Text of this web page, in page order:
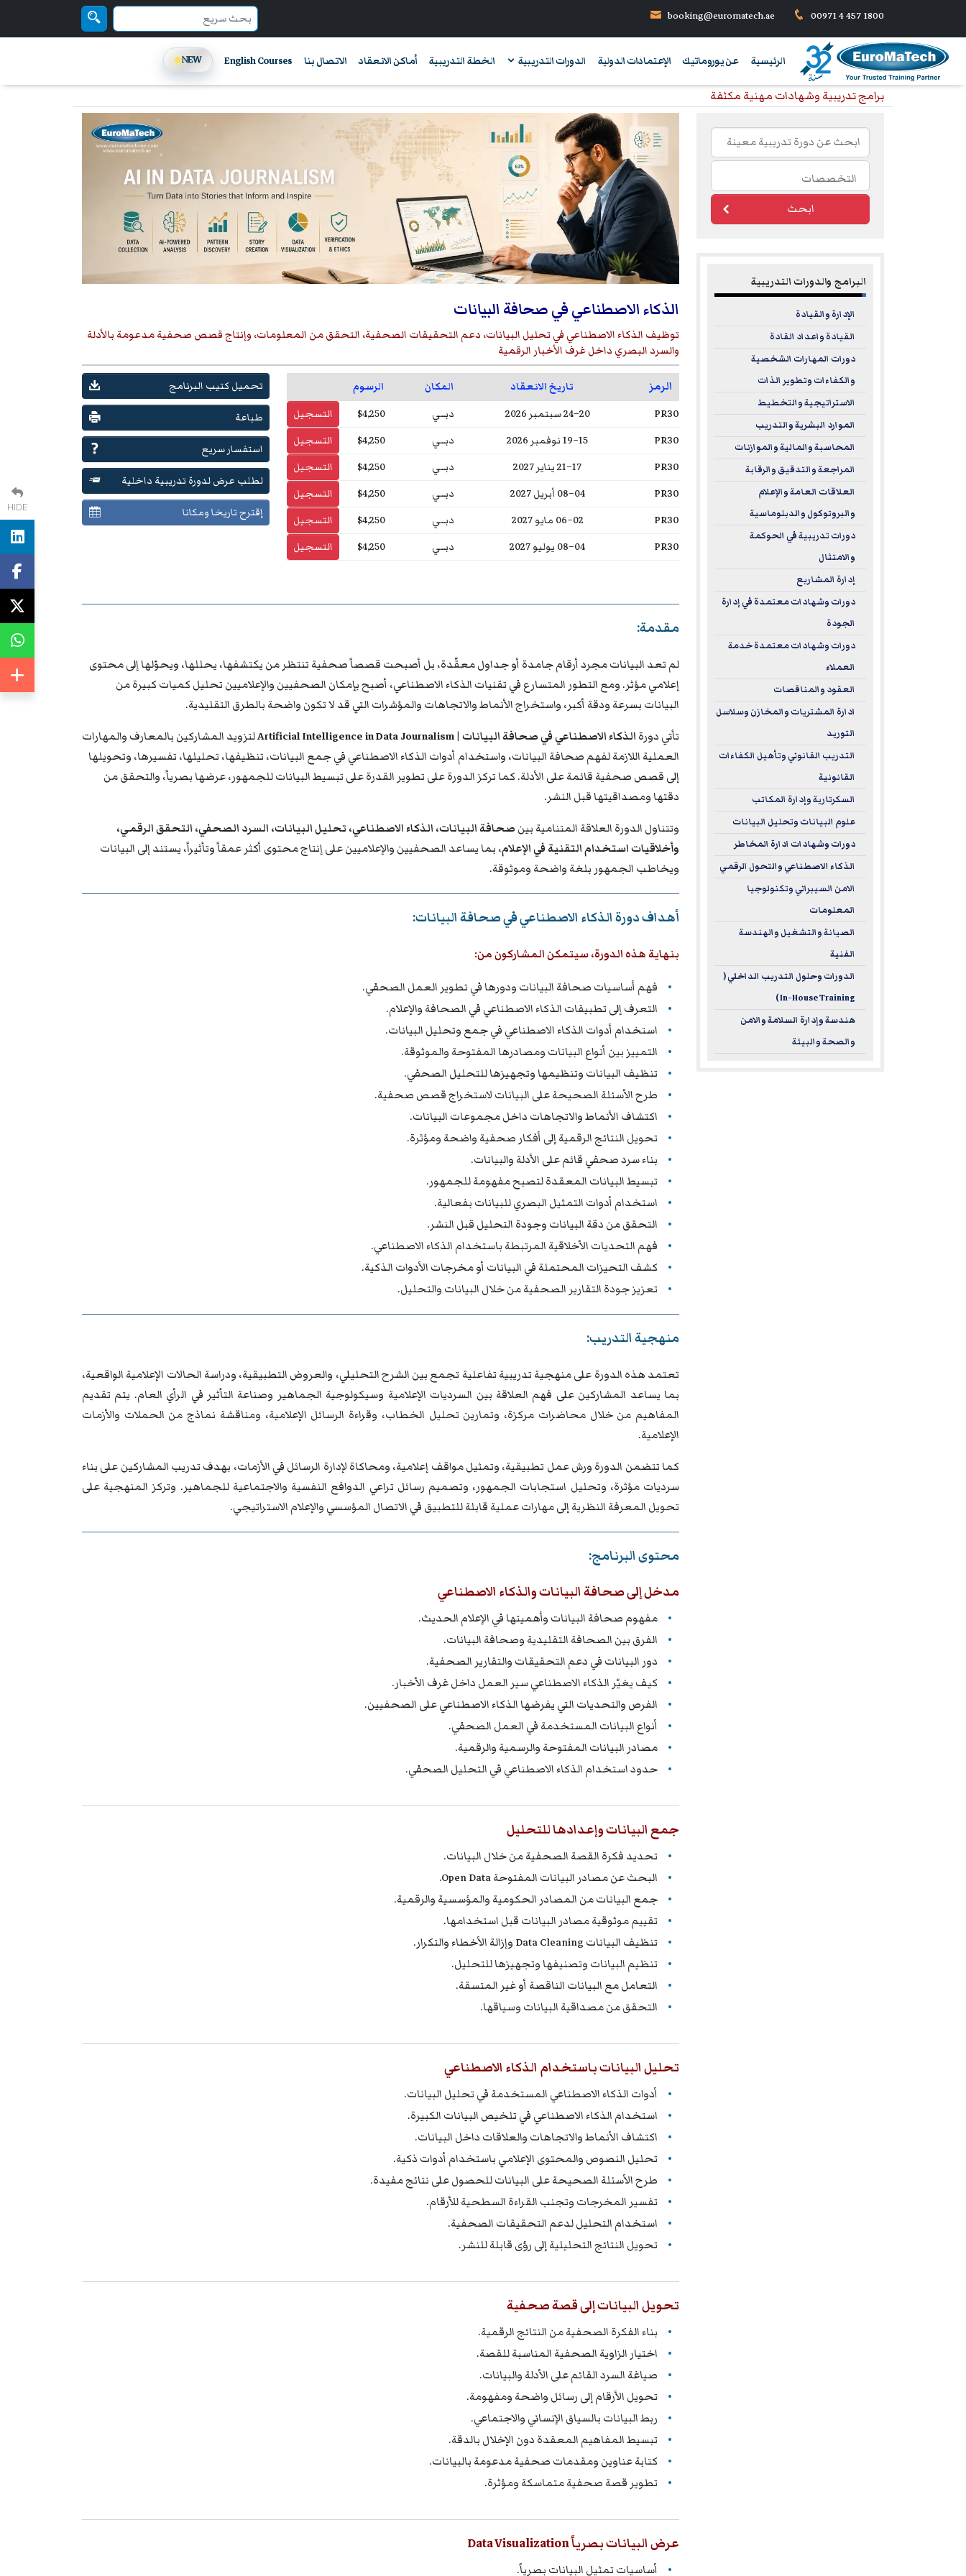
00971 4 457 1800
booking@euromatech.ae
الرئيسية عن يوروماتيك الإعتمادات الدولية الدورات التدريبية الخطة التدريبية أماكن الانعقاد الاتصال بنا English Courses
NEW
برامج تدريبية وشهادات مهنية مكثفة
الذكاء الاصطناعي في صحافة البيانات
توظيف الذكاء الاصطناعي في تحليل البيانات، دعم التحقيقات الصحفية، التحقق من المعلومات، وإنتاج قصص صحفية مدعومة بالأدلة
والسرد البصري داخل غرف الأخبار الرقمية
الرمز تاريخ الانعقاد المكان الرسوم
PR30 20–24 سبتمبر 2026 دبــي $4,250 التسجيل
PR30 15–19 نوفمبر 2026 دبــي $4,250 التسجيل
PR30 17–21 يناير 2027 دبــي $4,250 التسجيل
PR30 04–08 أبريل 2027 دبــي $4,250 التسجيل
PR30 02–06 مايو 2027 دبــي $4,250 التسجيل
PR30 04–08 يوليو 2027 دبــي $4,250 التسجيل
تحميل كتيب البرنامج
طباعة
استفسار سريع
لطلب عرض لدورة تدريبية داخلية
إقترح تاريخا ومكانا
مقدمة:
لم تعد البيانات مجرد أرقام جامدة أو جداول معقّدة، بل أصبحت قصصاً صحفية تنتظر من يكتشفها، يحللها، ويحوّلها إلى محتوى
إعلامي مؤثر. ومع التطور المتسارع في تقنيات الذكاء الاصطناعي، أصبح بإمكان الصحفيين والإعلاميين تحليل كميات كبيرة من
البيانات بسرعة ودقة أكبر، واستخراج الأنماط والاتجاهات والمؤشرات التي قد لا تكون واضحة بالطرق التقليدية.
تأتي دورة الذكاء الاصطناعي في صحافة البيانات | Artificial Intelligence in Data Journalism
لتزويد المشاركين بالمعارف والمهارات
العملية اللازمة لفهم صحافة البيانات، واستخدام أدوات الذكاء الاصطناعي في جمع البيانات، تنظيفها، تحليلها، تفسيرها، وتحويلها
إلى قصص صحفية قائمة على الأدلة. كما تركز الدورة على تطوير القدرة على تبسيط البيانات للجمهور، عرضها بصرياً، والتحقق من
دقتها ومصداقيتها قبل النشر.
وتتناول الدورة العلاقة المتنامية بين صحافة البيانات، الذكاء الاصطناعي، تحليل البيانات، السرد الصحفي، التحقق الرقمي،
وأخلاقيات استخدام التقنية في الإعلام، بما يساعد الصحفيين والإعلاميين على إنتاج محتوى أكثر عمقاً وتأثيراً، يستند إلى البيانات
ويخاطب الجمهور بلغة واضحة وموثوقة.
أهداف دورة الذكاء الاصطناعي في صحافة البيانات:
بنهاية هذه الدورة، سيتمكن المشاركون من:
فهم أساسيات صحافة البيانات ودورها في تطوير العمل الصحفي.
التعرف إلى تطبيقات الذكاء الاصطناعي في الصحافة والإعلام.
استخدام أدوات الذكاء الاصطناعي في جمع وتحليل البيانات.
التمييز بين أنواع البيانات ومصادرها المفتوحة والموثوقة.
تنظيف البيانات وتنظيمها وتجهيزها للتحليل الصحفي.
طرح الأسئلة الصحيحة على البيانات لاستخراج قصص صحفية.
اكتشاف الأنماط والاتجاهات داخل مجموعات البيانات.
تحويل النتائج الرقمية إلى أفكار صحفية واضحة ومؤثرة.
بناء سرد صحفي قائم على الأدلة والبيانات.
تبسيط البيانات المعقدة لتصبح مفهومة للجمهور.
استخدام أدوات التمثيل البصري للبيانات بفعالية.
التحقق من دقة البيانات وجودة التحليل قبل النشر.
فهم التحديات الأخلاقية المرتبطة باستخدام الذكاء الاصطناعي.
كشف التحيزات المحتملة في البيانات أو مخرجات الأدوات الذكية.
تعزيز جودة التقارير الصحفية من خلال البيانات والتحليل.
منهجية التدريب:
تعتمد هذه الدورة على منهجية تدريبية تفاعلية تجمع بين الشرح التحليلي، والعروض التطبيقية، ودراسة الحالات الإعلامية الواقعية،
بما يساعد المشاركين على فهم العلاقة بين السرديات الإعلامية وسيكولوجية الجماهير وصناعة التأثير في الرأي العام. يتم تقديم
المفاهيم من خلال محاضرات مركزة، وتمارين تحليل الخطاب، وقراءة الرسائل الإعلامية، ومناقشة نماذج من الحملات والأزمات
الإعلامية.
كما تتضمن الدورة ورش عمل تطبيقية، وتمثيل مواقف إعلامية، ومحاكاة لإدارة الرسائل في الأزمات، بهدف تدريب المشاركين على بناء
سرديات مؤثرة، وتحليل استجابات الجمهور، وتصميم رسائل تراعي الدوافع النفسية والاجتماعية للجماهير. وتركز المنهجية على
تحويل المعرفة النظرية إلى مهارات عملية قابلة للتطبيق في الاتصال المؤسسي والإعلام الاستراتيجي.
محتوى البرنامج:
مدخل إلى صحافة البيانات والذكاء الاصطناعي
مفهوم صحافة البيانات وأهميتها في الإعلام الحديث.
الفرق بين الصحافة التقليدية وصحافة البيانات.
دور البيانات في دعم التحقيقات والتقارير الصحفية.
كيف يغيّر الذكاء الاصطناعي سير العمل داخل غرف الأخبار.
الفرص والتحديات التي يفرضها الذكاء الاصطناعي على الصحفيين.
أنواع البيانات المستخدمة في العمل الصحفي.
مصادر البيانات المفتوحة والرسمية والرقمية.
حدود استخدام الذكاء الاصطناعي في التحليل الصحفي.
جمع البيانات وإعدادها للتحليل
تحديد فكرة القصة الصحفية من خلال البيانات.
البحث عن مصادر البيانات المفتوحة Open Data.
جمع البيانات من المصادر الحكومية والمؤسسية والرقمية.
تقييم موثوقية مصادر البيانات قبل استخدامها.
تنظيف البيانات Data Cleaning وإزالة الأخطاء والتكرار.
تنظيم البيانات وتصنيفها وتجهيزها للتحليل.
التعامل مع البيانات الناقصة أو غير المتسقة.
التحقق من مصداقية البيانات وسياقها.
تحليل البيانات باستخدام الذكاء الاصطناعي
أدوات الذكاء الاصطناعي المستخدمة في تحليل البيانات.
استخدام الذكاء الاصطناعي في تلخيص البيانات الكبيرة.
اكتشاف الأنماط والاتجاهات والعلاقات داخل البيانات.
تحليل النصوص والمحتوى الإعلامي باستخدام أدوات ذكية.
طرح الأسئلة الصحيحة على البيانات للحصول على نتائج مفيدة.
تفسير المخرجات وتجنب القراءة السطحية للأرقام.
استخدام التحليل لدعم التحقيقات الصحفية.
تحويل النتائج التحليلية إلى رؤى قابلة للنشر.
تحويل البيانات إلى قصة صحفية
بناء الفكرة الصحفية من النتائج الرقمية.
اختيار الزاوية الصحفية المناسبة للقصة.
صياغة السرد القائم على الأدلة والبيانات.
تحويل الأرقام إلى رسائل واضحة ومفهومة.
ربط البيانات بالسياق الإنساني والاجتماعي.
تبسيط المفاهيم المعقدة دون الإخلال بالدقة.
كتابة عناوين ومقدمات صحفية مدعومة بالبيانات.
تطوير قصة صحفية متماسكة ومؤثرة.
عرض البيانات بصرياً Data Visualization
أساسيات تمثيل البيانات بصرياً.
ابحث
البرامج والدورات التدريبية
الإدارة والقيادة
القيادة واعداد القادة
دورات المهارات الشخصية
والكفاءات وتطوير الذات
الاستراتيجية والتخطيط
الموارد البشرية والتدريب
المحاسبة والمالية والموازنات
المراجعة والتدقيق والرقابة
العلاقات العامة والإعلام
والبروتوكول والدبلوماسية
دورات تدريبية في الحوكمة
والامتثال
إدارة المشاريع
دورات وشهادات معتمدة في إدارة
الجودة
دورات وشهادات معتمدة خدمة
العملاء
العقود والمناقصات
ادارة المشتريات والمخازن وسلاسل
التوريد
التدريب القانوني وتأهيل الكفاءات
القانونية
السكرتارية وإدارة المكاتب
علوم البيانات وتحليل البيانات
دورات وشهادات ادارة المخاطر
الذكاء الاصطناعي والتحول الرقمي
الامن السيبراني وتكنولوجيا
المعلومات
الصيانة والتشغيل والهندسة
الفنية
الدورات وحلول التدريب الداخلي (
In-House Training )
هندسة وإدارة السلامة والامن
والصحة والبيئة
HIDE